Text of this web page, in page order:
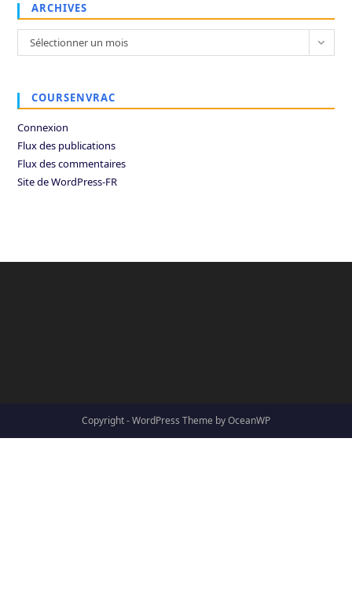
ARCHIVES
Archives
Sélectionner un mois
COURSENVRAC
Connexion
Flux des publications
Flux des commentaires
Site de WordPress-FR
Copyright - WordPress Theme by OceanWP